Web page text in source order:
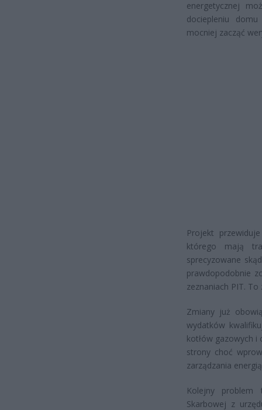
energetycznej
dociepleniu
mocniej zacząć
Projekt
którego mają
sprecyzowane
prawdopodobnie
zeznaniach PIT.
Zmiany już
wydatków
kotłów gazowych i
strony choć
zarządzania
Kolejny problem
Skarbowej z